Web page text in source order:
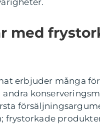
med
erbjuder många
frystorkade